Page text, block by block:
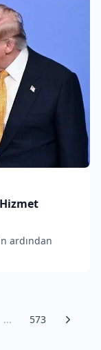
ardından
... 573